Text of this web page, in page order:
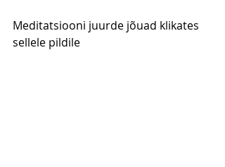
Meditatsiooni juurde jõuad klikates
sellele pildile